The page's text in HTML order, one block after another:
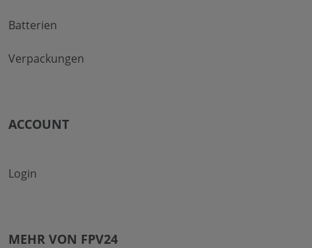
Batterien
Verpackungen
ACCOUNT
Login
MEHR VON FPV24